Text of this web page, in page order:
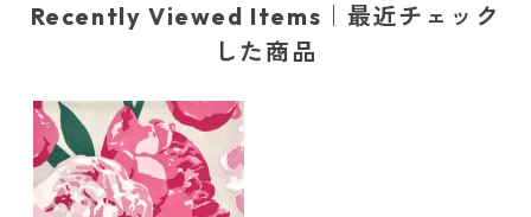
Recently Viewed Items｜最近チェック
した商品